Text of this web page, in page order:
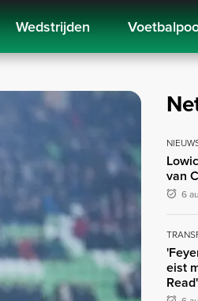
Wedstrijden
van
6
eist
Read'